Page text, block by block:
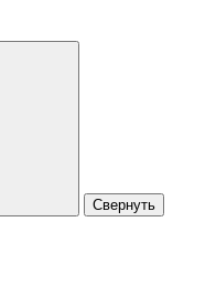
Свернуть